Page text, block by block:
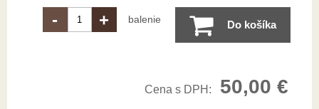
- + balenie Do košíka
Cena s DPH: 50,00 €